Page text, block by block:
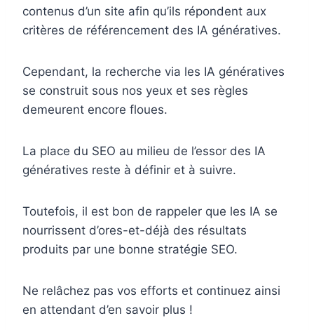
contenus d’un site afin qu’ils répondent aux
critères de référencement des IA génératives.
Cependant, la recherche via les IA génératives
se construit sous nos yeux et ses règles
demeurent encore floues.
La place du SEO au milieu de l’essor des IA
génératives reste à définir et à suivre.
Toutefois, il est bon de rappeler que les IA se
nourrissent d’ores-et-déjà des résultats
produits par une bonne stratégie SEO.
Ne relâchez pas vos efforts et continuez ainsi
en attendant d’en savoir plus !